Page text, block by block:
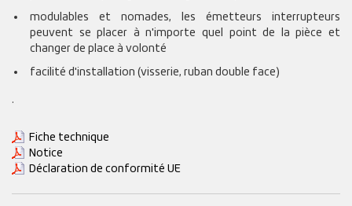
modulables et nomades, les émetteurs interrupteurs
peuvent se placer à n'importe quel point de la pièce et
changer de place à volonté
facilité d'installation (visserie, ruban double face)
.
Fiche technique
Notice
Déclaration de conformité UE